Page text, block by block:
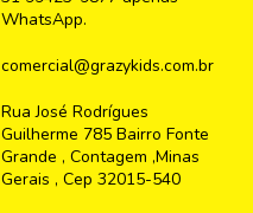
WhatsApp.
comercial@grazykids.com.br
Rua José Rodrígues
Guilherme 785 Bairro Fonte
Grande , Contagem ,Minas
Gerais , Cep 32015-540